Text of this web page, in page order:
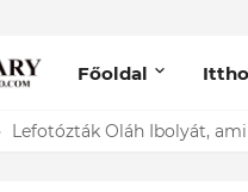
Főoldal
Lefotózták Oláh Ibolyát,